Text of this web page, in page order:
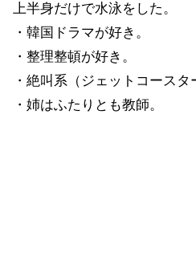
上半身だけで水泳をした。
・韓国ドラマが好き。
・整理整頓が好き。
・絶叫系（ジェットコースタ
・姉はふたりとも教師。